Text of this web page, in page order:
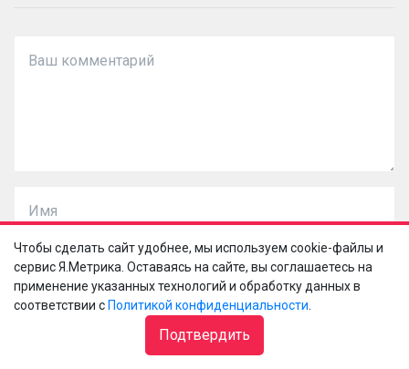
Подписаться на комментарии
Чтобы сделать сайт удобнее, мы используем cookie-файлы и
сервис Я.Метрика. Оставаясь на сайте, вы соглашаетесь на
применение указанных технологий и обработку данных в
соответствии с Политикой конфиденциальности
Подтвердить